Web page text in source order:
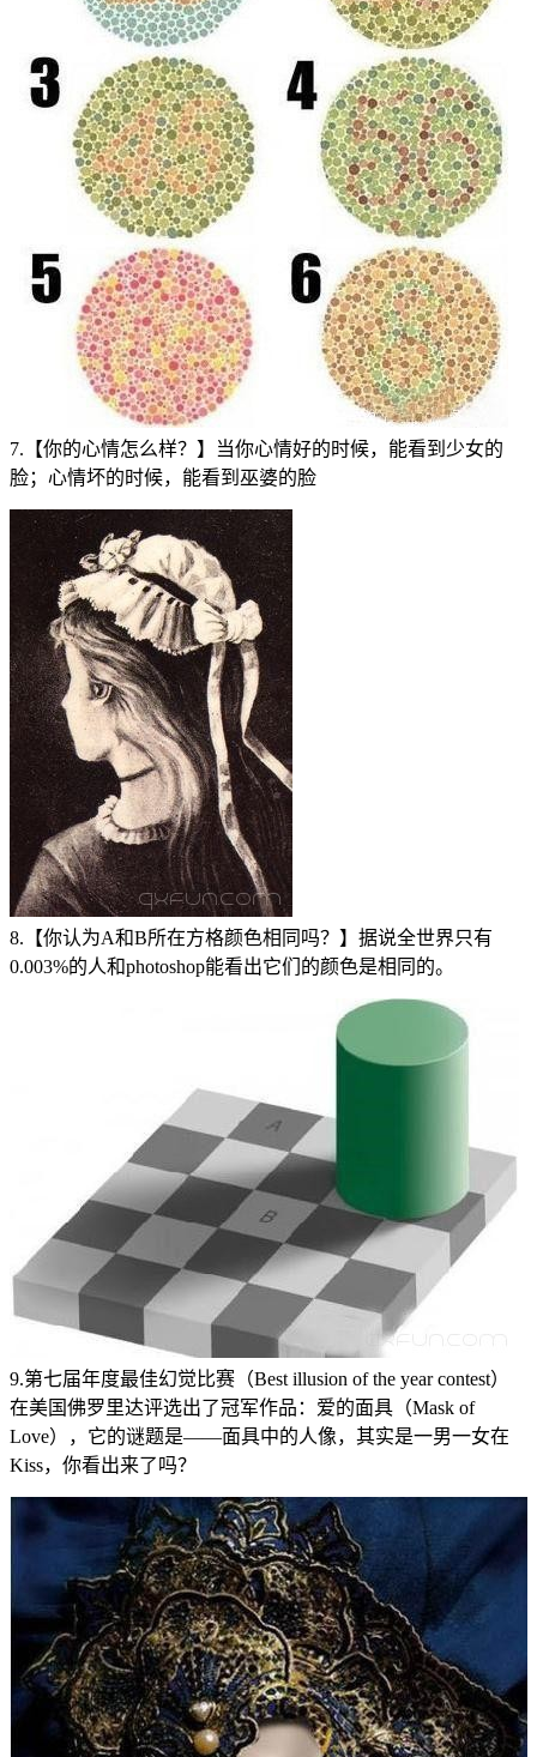
7.【你的心情怎么样？】当你心情好的时候，能看到少女的
脸；心情坏的时候，能看到巫婆的脸
8.【你认为A和B所在方格颜色相同吗？】据说全世界只有
0.003%的人和photoshop能看出它们的颜色是相同的。
9.第七届年度最佳幻觉比赛（Best illusion of the year contest）
在美国佛罗里达评选出了冠军作品：爱的面具（Mask of
Love），它的谜题是——面具中的人像，其实是一男一女在
Kiss，你看出来了吗？